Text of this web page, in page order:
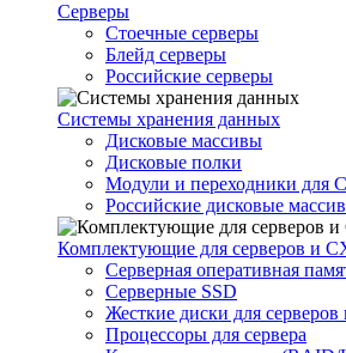
Серверы
Стоечные серверы
Блейд серверы
Российские серверы
Системы хранения данных
Дисковые массивы
Дисковые полки
Модули и переходники для
Российские дисковые
Комплектующие для серверов и
Серверная оперативная
Серверные SSD
Жесткие диски для
Процессоры для сервера